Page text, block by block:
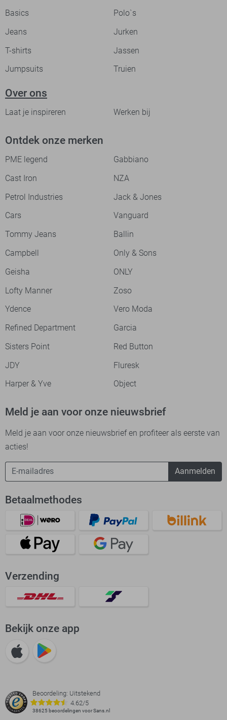
Basics
Polo`s
Jeans
Jurken
T-shirts
Jassen
Jumpsuits
Truien
Over ons
Laat je inspireren Werken bij
Ontdek onze merken
PME legend
Gabbiano
Cast Iron
NZA
Petrol Industries
Jack & Jones
Cars
Vanguard
Tommy Jeans
Ballin
Campbell
Only & Sons
Geisha
ONLY
Lofty Manner
Zoso
Ydence
Vero Moda
Refined Department
Garcia
Sisters Point
Red Button
JDY
Fluresk
Harper & Yve
Object
Meld je aan voor onze nieuwsbrief
Meld je aan voor onze nieuwsbrief en profiteer als eerste van
acties!
Aanmelden
Betaalmethodes
Verzending
Bekijk onze app
Beoordeling: Uitstekend
4.62/5
38625 beoordelingen voor Sans.nl